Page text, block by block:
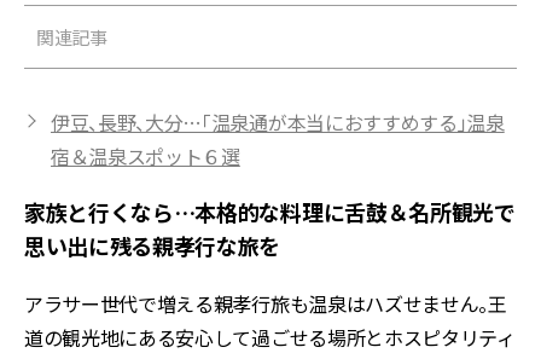
関連記事
伊豆、長野、大分…「温泉通が本当におすすめする」温泉
宿＆温泉スポット６選
家族と行くなら…本格的な料理に舌鼓＆名所観光で
思い出に残る親孝行な旅を
アラサー世代で増える親孝行旅も温泉はハズせません。王
道の観光地にある安心して過ごせる場所とホスピタリティ